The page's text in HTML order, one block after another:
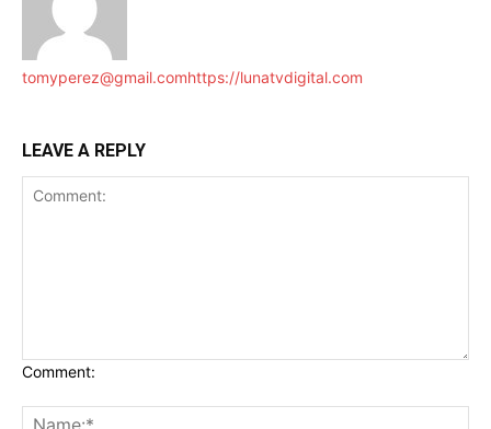
tomyperez@gmail.comhttps://lunatvdigital.com
LEAVE A REPLY
Comment: